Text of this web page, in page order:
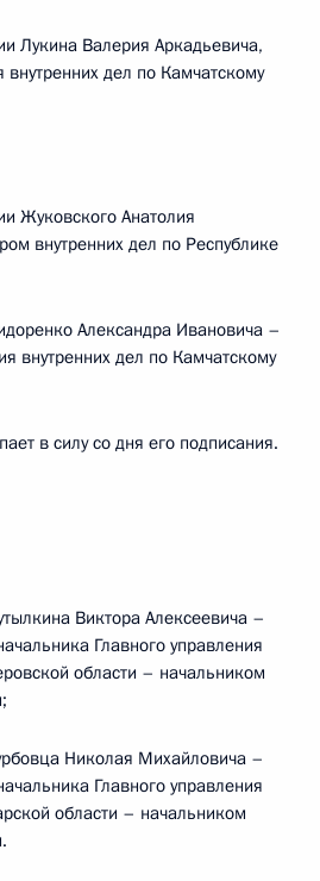
Лукина Валерия Аркадьевича,
дел по Камчатскому
Жуковского Анатолия
внутренних дел по Республике
Александра Ивановича –
внутренних дел по Камчатскому
в силу со дня его подписания.
Виктора Алексеевича –
Главного управления
области – начальником
Николая Михайловича –
Главного управления
области – начальником